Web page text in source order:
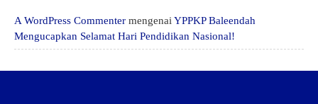
A WordPress Commenter mengenai YPPKP Baleendah
Mengucapkan Selamat Hari Pendidikan Nasional!